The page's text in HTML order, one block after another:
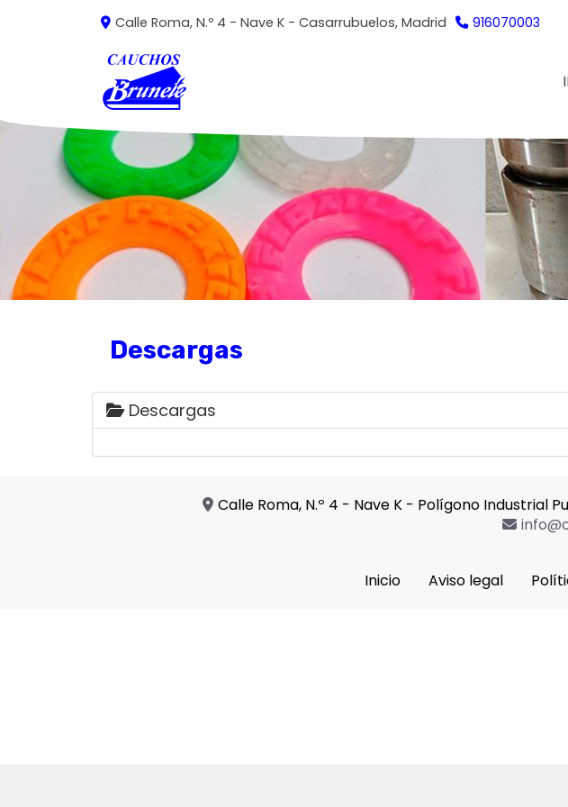
Calle Roma, N.º 4 - Nave K - Casarrubuelos, Madrid 916070003
Descargas
Descargas
Calle Roma, N.º 4 - Nave K - Polígono Industrial
info
Inicio Aviso legal